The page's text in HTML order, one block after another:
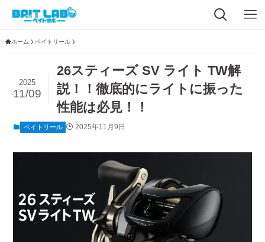
ホーム ベイトリール
26スティーズ SV ライト TW解
説！！徹底的にライトに振った
性能は必見！！
2025
11/09
ベイトリール 2025年11月9日